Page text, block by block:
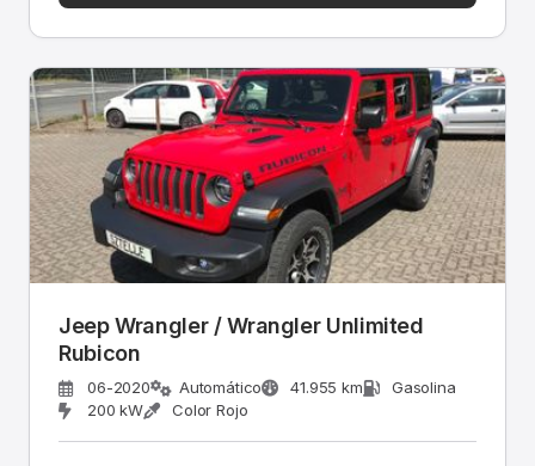
Jeep Wrangler / Wrangler Unlimited
Rubicon
06-2020 Automático 41.955 km
Gasolina
200 kW
Color Rojo